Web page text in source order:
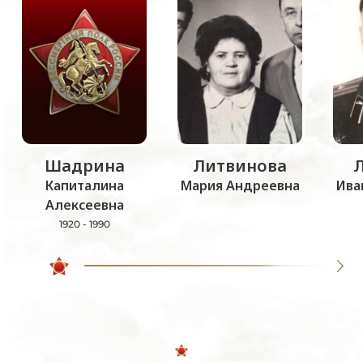
Шадрина
Капиталина
Алексеевна
1920 - 1990
Литвинова
Мария Андреевна